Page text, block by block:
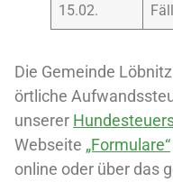
15.02.
Die Gemeinde
örtliche
unserer
Webseite „Formulare“
online oder über das